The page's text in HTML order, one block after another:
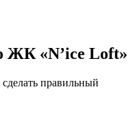
ЖК «N’ice Loft»
правильный